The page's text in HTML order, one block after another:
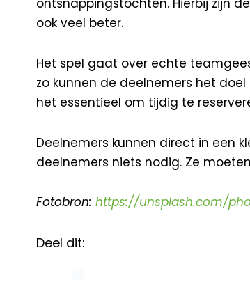
ontsnappingstochten. Hierbij zijn
ook veel beter.
Het spel gaat over echte
zo kunnen de deelnemers het
het essentieel om tijdig te
Deelnemers kunnen direct in een
deelnemers niets nodig. Ze
Fotobron: https://unsplash.com/
Deel dit: